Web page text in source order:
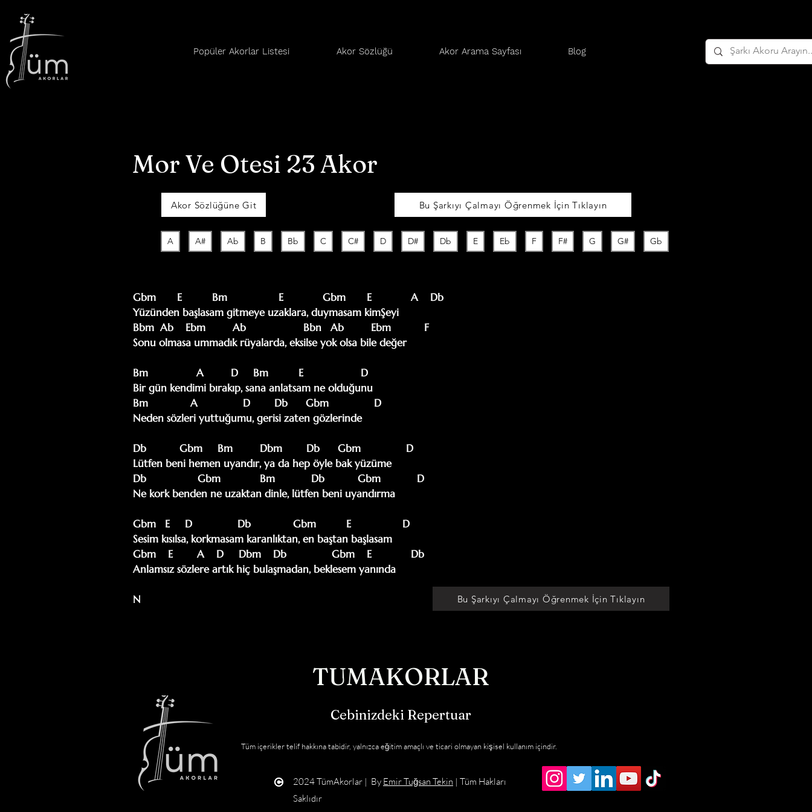
Popüler Akorlar Listesi Akor Sözlüğü Akor Arama Sayfası Blog
Mor Ve Otesi 23 Akor
Akor Sözlüğüne Git Bu Şarkıyı Çalmayı Öğrenmek İçin Tıklayın
A A# Ab B Bb C C# D D# Db E Eb F F# G G# Gb
Gbm       E          Bm                 E             Gbm       E             A    Db
Yüzünden başlasam gitmeye uzaklara, duymasam kimŞeyi
Bbm  Ab    Ebm         Ab                   Bbn   Ab         Ebm           F
Sonu olmasa ummadık rüyalarda, eksilse yok olsa bile değer
Bm                A         D     Bm          E                   D
Bir gün kendimi bırakıp, sana anlatsam ne olduğunu
Bm              A               D        Db      Gbm               D
Neden sözleri yuttuğumu, gerisi zaten gözlerinde
Db           Gbm     Bm         Dbm        Db      Gbm               D
Lütfen beni hemen uyandır, ya da hep öyle bak yüzüme
Db                 Gbm             Bm            Db           Gbm            D
Ne kork benden ne uzaktan dinle, lütfen beni uyandırma
Gbm   E     D               Db              Gbm          E                 D
Sesim kısılsa, korkmasam karanlıktan, en baştan başlasam
Gbm    E        A    D     Dbm    Db               Gbm    E             Db
Anlamsız sözlere artık hiç bulaşmadan, beklesem yanında
N Bu Şarkıyı Çalmayı Öğrenmek İçin Tıklayın
TUMAKORLAR
Cebinizdeki Repertuar
Tüm içerikler telif hakkına tabidir, yalnızca eğitim amaçlı ve ticari olmayan kişisel kullanım içindir.
2024 TümAkorlar | By Emir Tuğsan Tekin | Tüm Hakları
Saklıdır